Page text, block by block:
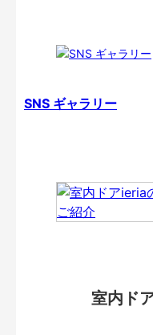
SNS ギャラリー
室内ド